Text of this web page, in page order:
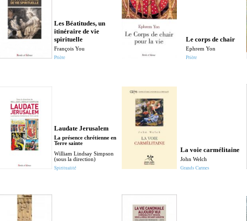
Les Béatitudes, un
itinéraire de vie
spirituelle
François You
Prière
Le corps de chair
Ephrem Yon
Prière
Laudate Jerusalem
La présence chrétienne en
Terre sainte
William Lindsay Simpson
(sous la direction)
Spiritualité
La voie carmélitaine
John Welch
Grands Carmes